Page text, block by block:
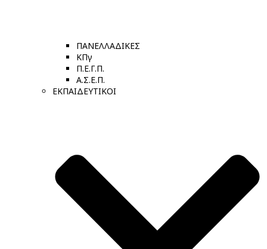
ΠΑΝΕΛΛΑΔΙΚΕΣ
ΚΠγ
Π.Ε.Γ.Π.
Α.Σ.Ε.Π.
ΕΚΠΑΙΔΕΥΤΙΚΟΙ